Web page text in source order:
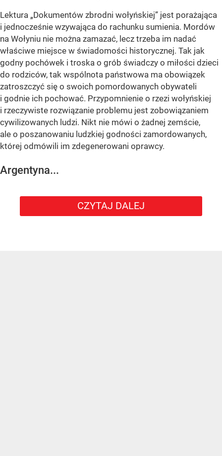
Lektura „Dokumentów zbrodni wołyńskiej” jest porażająca
i jednocześnie wzywająca do rachunku sumienia. Mordów
na Wołyniu nie można zamazać, lecz trzeba im nadać
właściwe miejsce w świadomości historycznej. Tak jak
godny pochówek i troska o grób świadczy o miłości dzieci
do rodziców, tak wspólnota państwowa ma obowiązek
zatroszczyć się o swoich pomordowanych obywateli
i godnie ich pochować. Przypomnienie o rzezi wołyńskiej
i rzeczywiste rozwiązanie problemu jest zobowiązaniem
cywilizowanych ludzi. Nikt nie mówi o żadnej zemście,
ale o poszanowaniu ludzkiej godności zamordowanych,
której odmówili im zdegenerowani oprawcy.
Argentyna...
CZYTAJ DALEJ